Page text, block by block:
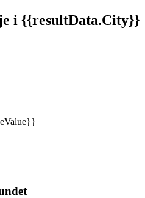
i {{resultData.City}}